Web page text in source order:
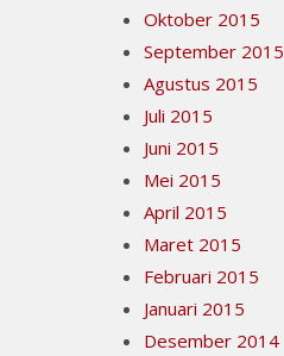
Oktober 2015
September 2015
Agustus 2015
Juli 2015
Juni 2015
Mei 2015
April 2015
Maret 2015
Februari 2015
Januari 2015
Desember 2014